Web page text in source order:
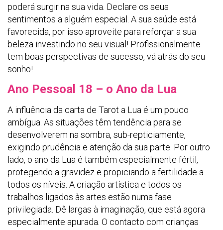
poderá surgir na sua vida. Declare os seus
sentimentos a alguém especial. A sua saúde está
favorecida, por isso aproveite para reforçar a sua
beleza investindo no seu visual! Profissionalmente
tem boas perspectivas de sucesso, vá atrás do seu
sonho!
Ano Pessoal 18 – o Ano da Lua
A influência da carta de Tarot a Lua é um pouco
ambígua. As situações têm tendência para se
desenvolverem na sombra, sub-repticiamente,
exigindo prudência e atenção da sua parte. Por outro
lado, o ano da Lua é também especialmente fértil,
protegendo a gravidez e propiciando a fertilidade a
todos os níveis. A criação artística e todos os
trabalhos ligados às artes estão numa fase
privilegiada. Dê largas à imaginação, que está agora
especialmente apurada. O contacto com crianças